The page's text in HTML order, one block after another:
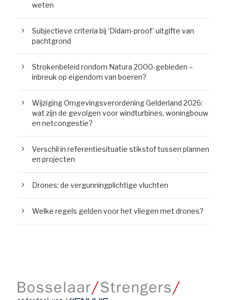
weten
Subjectieve criteria bij ‘Didam-proof’ uitgifte van
pachtgrond
Strokenbeleid rondom Natura 2000-gebieden –
inbreuk op eigendom van boeren?
Wijziging Omgevingsverordening Gelderland 2026:
wat zijn de gevolgen voor windturbines, woningbouw
en netcongestie?
Verschil in referentiesituatie stikstof tussen plannen
en projecten
Drones: de vergunningplichtige vluchten
Welke regels gelden voor het vliegen met drones?